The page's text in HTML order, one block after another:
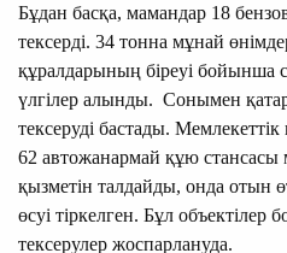
Бұдан басқа, мамандар 18
тексерді. 34 тонна мұнай
құралдарының біреуі бойынша
үлгілер алынды. Сонымен
тексеруді бастады. Мемлекеттік
62 автожанармай құю
қызметін талдайды, онда отын
өсуі тіркелген. Бұл
тексерулер жоспарлануда.